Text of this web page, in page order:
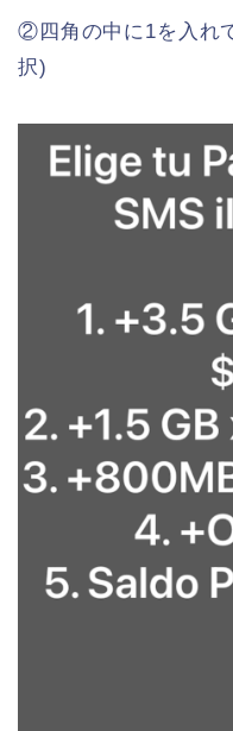
②四角の中に1を入れ
択)